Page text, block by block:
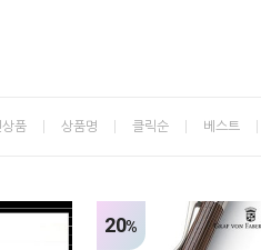
상품 상품명 클릭순 베스트
20%